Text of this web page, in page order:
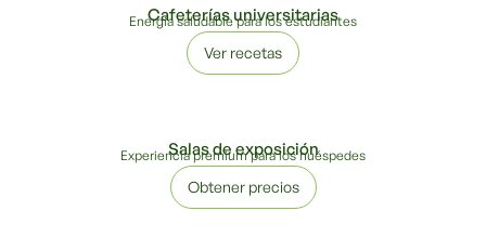
Cafeterías universitarias
Energía saludable para los estudiantes
Ver recetas
Salas de exposición
Experiencia premium para los huéspedes
Obtener precios